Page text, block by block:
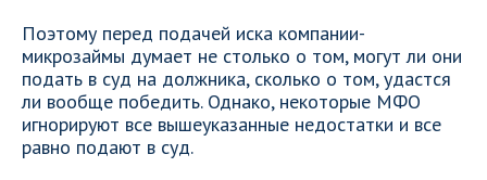
Поэтому перед подачей иска компании-
микрозаймы думает не столько о том, могут ли они
подать в суд на должника, сколько о том, удастся
ли вообще победить. Однако, некоторые МФО
игнорируют все вышеуказанные недостатки и все
равно подают в суд.